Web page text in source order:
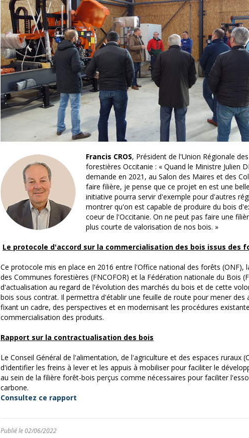
Francis CROS, Président de l'Union Régionale
forestières Occitanie : « Quand le Ministre Julien
demande en 2021, au Salon des Maires et des
faire filière, je pense que ce projet en est une
initiative pourra servir d'exemple pour d'autres
montrer qu'on est capable de produire du bois
coeur de l'Occitanie. On ne peut pas faire une
plus courte de valorisation de nos bois. »
Le protocole d'accord sur la commercialisation des bois issus des
Ce protocole mis en place en 2016 entre l'Office national des forêts (ONF),
des Communes forestières (FNCOFOR) et la Fédération nationale du Bois
d'actualisation au regard de l'évolution des marchés du bois et de cette
bois sous contrat. Il permettra d'établir une feuille de route pour mener des
fixant un cadre, des perspectives et en modernisant les procédures
commercialisation des produits.
Rapport sur la contractualisation des bois
Le Conseil Général de l'alimentation, de l'agriculture et des espaces ruraux
d'identifier les freins à lever et les appuis à mobiliser pour faciliter le
au sein de la filière forêt-bois perçus comme nécessaires pour faciliter
carbone.
Consultez ce rapport
Publié le 02/06/2022